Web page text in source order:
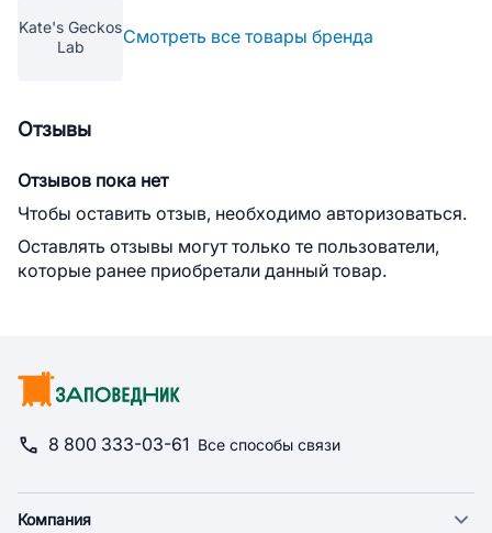
Kate's Geckos
Lab
Смотреть все товары бренда
Отзывы
Отзывов пока нет
Чтобы оставить отзыв, необходимо авторизоваться.
Оставлять отзывы могут только те пользователи,
которые ранее приобретали данный товар.
8 800 333-03-61 Все способы связи
Компания